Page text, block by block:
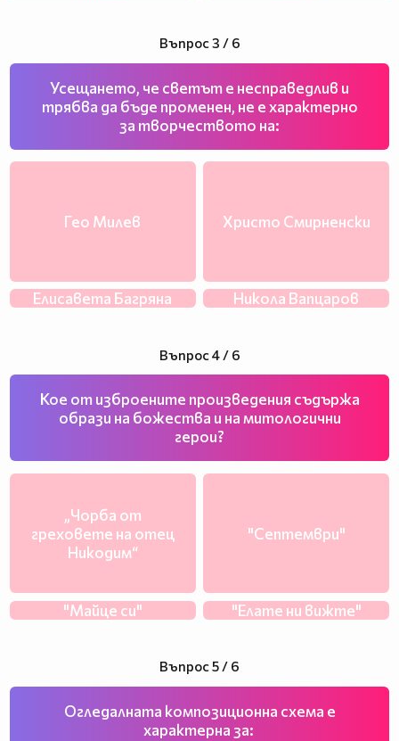
Въпрос 3 / 6
Усещането, че светът е несправедлив и
трябва да бъде променен, не е характерно
за творчеството на:
Гео Милев Христо Смирненски
Елисавета Багряна Никола Вапцаров
Въпрос 4 / 6
Кое от изброените произведения съдържа
образи на божества и на митологични
герои?
„Чорба от
греховете на отец
Никодим“
"Септември"
"Майце си" "Елате ни вижте"
Въпрос 5 / 6
Огледалната композиционна схема е
характерна за: